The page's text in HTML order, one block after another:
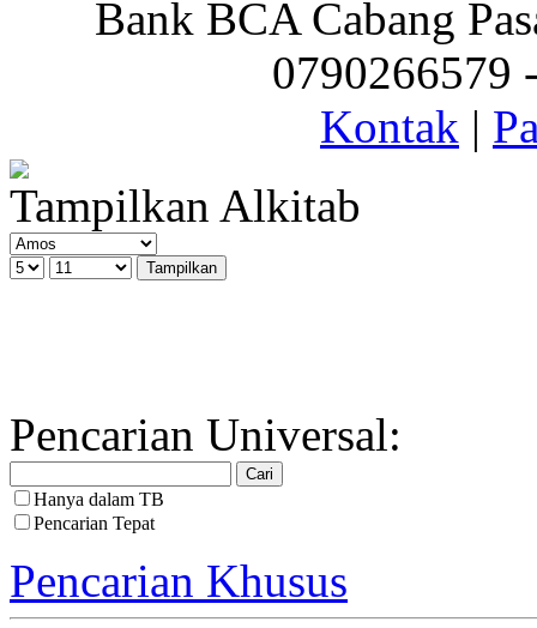
Bank BCA Cabang
0790266579
Kontak |
Tampilkan Alkitab
Pencarian Universal:
Hanya dalam TB
Pencarian Tepat
Pencarian Khusus